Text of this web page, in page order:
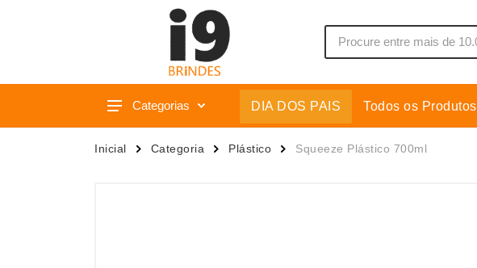
Categorias
Acessórios p/ Celular
Caixas de Som
DIA DOS PAIS Todos os Produtos
Inicial Categoria Plástico Squeeze Plástico 700ml